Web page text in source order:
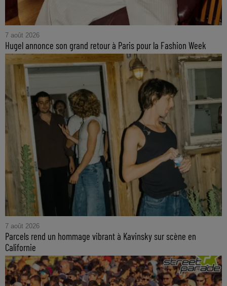
7 août 2026
Hugel annonce son grand retour à Paris pour la Fashion Week
7 août 2026
Parcels rend un hommage vibrant à Kavinsky sur scène en
Californie